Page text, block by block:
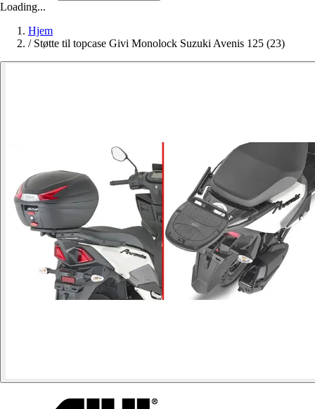
Loading...
Hjem
/ Støtte til topcase Givi Monolock Suzuki Avenis 125 (23)